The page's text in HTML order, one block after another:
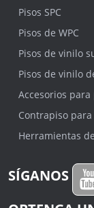
Pisos SPC
Pisos de WPC
Pisos de vinilo
Pisos de vinilo
Accesorios
Contrapiso
Herramientas
SÍGANOS